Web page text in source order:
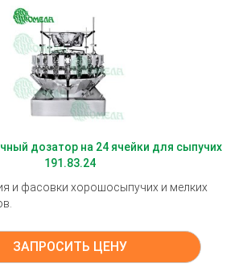
дозатор на 24 ячейки для сыпучих
191.83.24
и фасовки хорошосыпучих и мелких
ЗАПРОСИТЬ ЦЕНУ